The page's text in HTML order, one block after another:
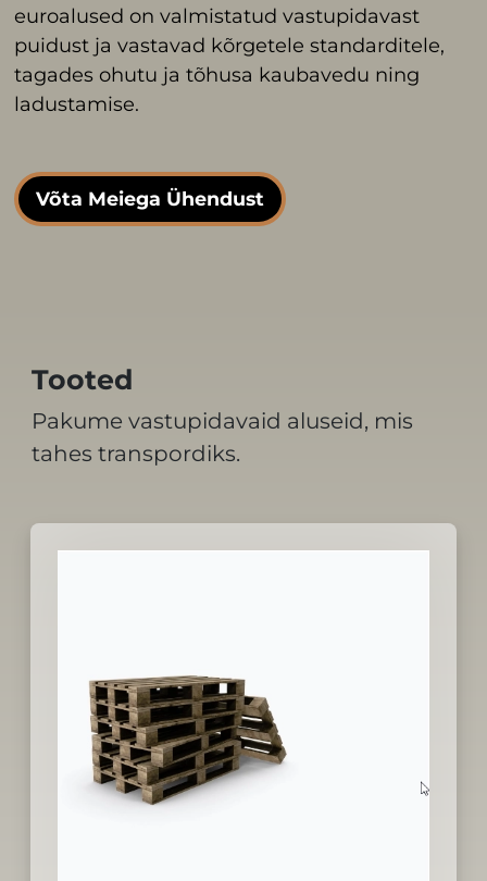
euroalused on valmistatud vastupidavast
puidust ja vastavad kõrgetele standarditele,
tagades ohutu ja tõhusa kaubavedu ning
ladustamise.
Võta Meiega Ühendust
Tooted
Pakume vastupidavaid aluseid, mis
tahes transpordiks.